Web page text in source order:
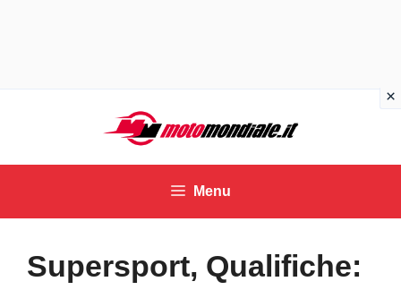
contenuto
Menu
Supersport, Qualifiche: